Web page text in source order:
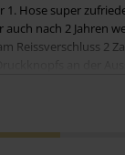
1. Hose super
nach 2 Jahren
Reissverschluss 2
viel getragen,
aber auch nach 2 Mal
rausgebrochen, was